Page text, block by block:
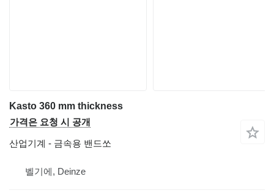
Kasto 360 mm thickness
가격은 요청 시 공개
산업기계 - 금속용 밴드쏘
벨기에, Deinze